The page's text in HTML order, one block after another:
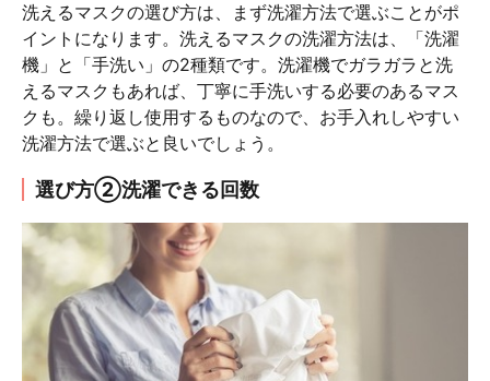
洗えるマスクの選び方は、まず洗濯方法で選ぶことがポ
イントになります。洗えるマスクの洗濯方法は、「洗濯
機」と「手洗い」の2種類です。洗濯機でガラガラと洗
えるマスクもあれば、丁寧に手洗いする必要のあるマス
クも。繰り返し使用するものなので、お手入れしやすい
洗濯方法で選ぶと良いでしょう。
選び方②洗濯できる回数